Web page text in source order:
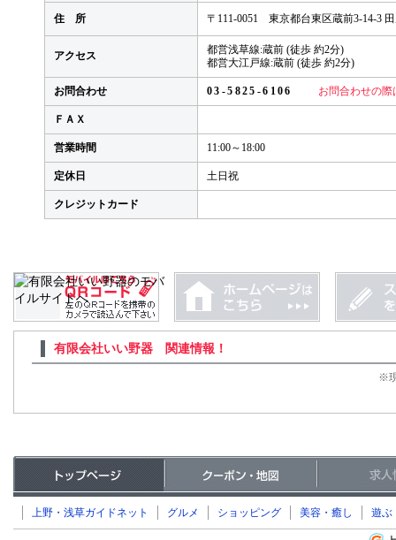
住 所 〒111-0051 東京都台東区蔵前3-14-3
アクセス
都営浅草線:蔵前 (徒歩 約2分)
都営大江戸線:蔵前 (徒歩 約2分)
お問合わせ 03-5825-6106 お問合わせの
ＦＡＸ
営業時間 11:00～18:00
定休日 土日祝
クレジットカード
有限会社いい野器 関連情報！
※
上野・浅草ガイドネット グルメ ショッピング 美容・癒し 遊ぶ